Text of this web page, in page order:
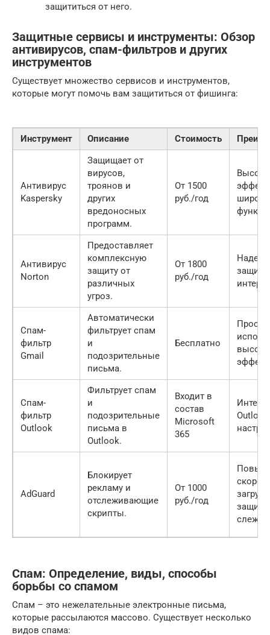
защититься от него.
Защитные сервисы и инструменты: Обзор
антивирусов, спам-фильтров и других
инструментов
Существует множество сервисов и инструментов,
которые могут помочь вам защититься от фишинга:
Инструмент Описание Стоимость
Антивирус
Kaspersky
Защищает от
вирусов,
троянов и
других
вредоносных
программ.
От 1500
руб./год
Антивирус
Norton
Предоставляет
комплексную
защиту от
различных
угроз.
От 1800
руб./год
Спам-
фильтр
Gmail
Автоматически
фильтрует спам
и
подозрительные
письма.
Бесплатно
Спам-
фильтр
Outlook
Фильтрует спам
и
подозрительные
письма в
Outlook.
Входит в
состав
Microsoft
365
Outlook,
AdGuard
Блокирует
рекламу и
отслеживающие
скрипты.
От 1000
руб./год
Спам: Определение, виды, способы
борьбы со спамом
Спам – это нежелательные электронные письма,
которые рассылаются массово. Существует несколько
видов спама: